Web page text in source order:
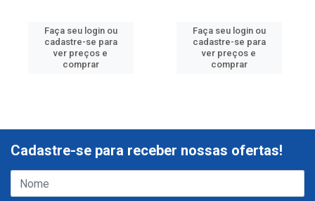
Faça seu login ou
cadastre-se para
ver preços e
comprar
Faça seu login ou
cadastre-se para
ver preços e
comprar
Cadastre-se para receber nossas ofertas!